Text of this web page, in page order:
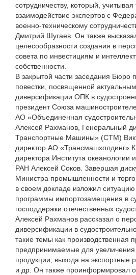
сотрудничеству, который, учитывая
взаимодействие экспертов с
военно-техническому
Дмитрий Шугаев. Он также
целесообразности создания в
совета по инвестициям и
собственности.
В закрытой части заседания Бюро
повестки, посвященной
диверсификации ОПК в
президент Союза
АО «Объединенная
Алексей Рахманов, Генеральный
Транспортные Машины» (СТМ)
директор АО «Трансмашхолдинг»
директора Института
РАН Алексей Соков. Завершая
Министра промышленности и
в своем докладе изложил
программы импортозамещения в
господдержки отечественных
Алексей Рахманов рассказал о
диверсификации в
такие темы как
предпринимаемые для увеличения
продукции, выхода на экспортные
и др. Он также проинформировал